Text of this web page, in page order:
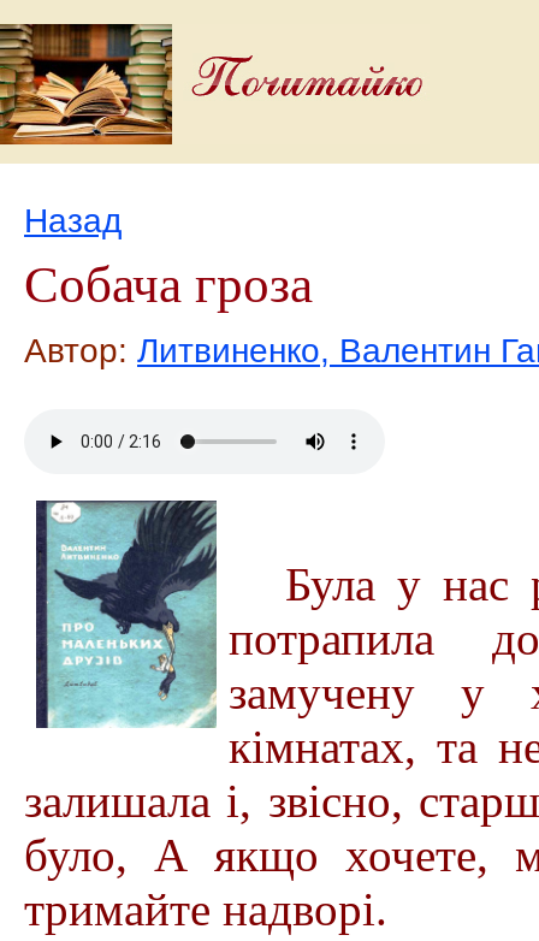
Назад
Собача гроза
Автор: Литвиненко, Валентин
Була у нас
потрапила
замучену у
кімнатах, та
залишала і, звісно,
було, А якщо хочете,
тримайте надворі.